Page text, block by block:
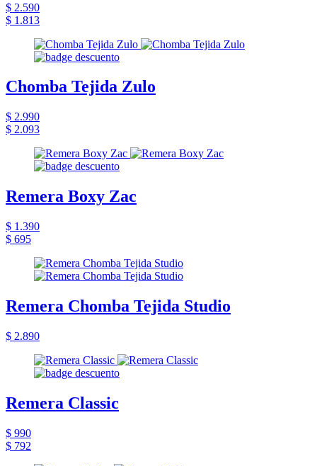
$ 2.590
$ 1.813
Chomba Tejida Zulo
$ 2.990
$ 2.093
Remera Boxy Zac
$ 1.390
$ 695
Remera Chomba Tejida Studio
$ 2.890
Remera Classic
$ 990
$ 792